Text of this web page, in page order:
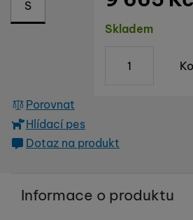
návštěv a zdroje návštěv našich
získaná pomocí těchto cookies
reklamou
Povoleno
Marketingové cookies používáme my
S
Dostupnost
Skladem
Porovnat
Hlídací pes
Dotaz na produkt
Informace o produktu